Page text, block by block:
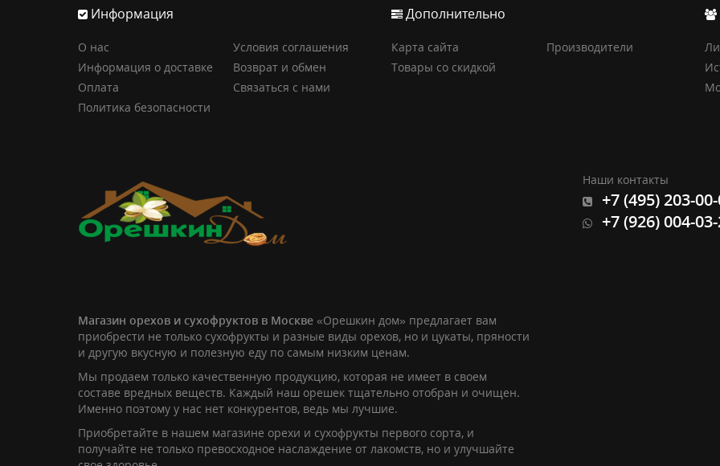
Информация
О нас
Информация о доставке
Оплата
Политика безопасности
Условия соглашения
Возврат и обмен
Связаться с нами
Дополнительно
Карта сайта
Товары со скидкой
Производители
Наши контакты
+7 (495) 203-
+7 (926) 004-
Магазин орехов и сухофруктов в Москве «Орешкин дом» предлагает вам
приобрести не только сухофрукты и разные виды орехов, но и цукаты, пряности
и другую вкусную и полезную еду по самым низким ценам.
Мы продаем только качественную продукцию, которая не имеет в своем
составе вредных веществ. Каждый наш орешек тщательно отобран и очищен.
Именно поэтому у нас нет конкурентов, ведь мы лучшие.
Приобретайте в нашем магазине орехи и сухофрукты первого сорта, и
получайте не только превосходное наслаждение от лакомств, но и улучшайте